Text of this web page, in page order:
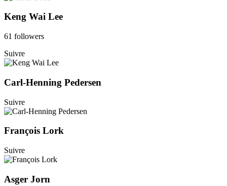
Keng Wai Lee
61 followers
Suivre
Carl-Henning Pedersen
Suivre
François Lork
Suivre
Asger Jorn